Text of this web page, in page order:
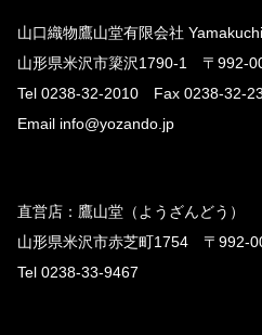
山口織物鷹山堂有限会社
山形県米沢市簗沢1790-1 〒992-
Tel 0238-32-2010 Fax 0238-32-
Email info@yozando.jp
直営店：鷹山堂（ようざんどう）
山形県米沢市赤芝町1754 〒992-
Tel 0238-33-9467